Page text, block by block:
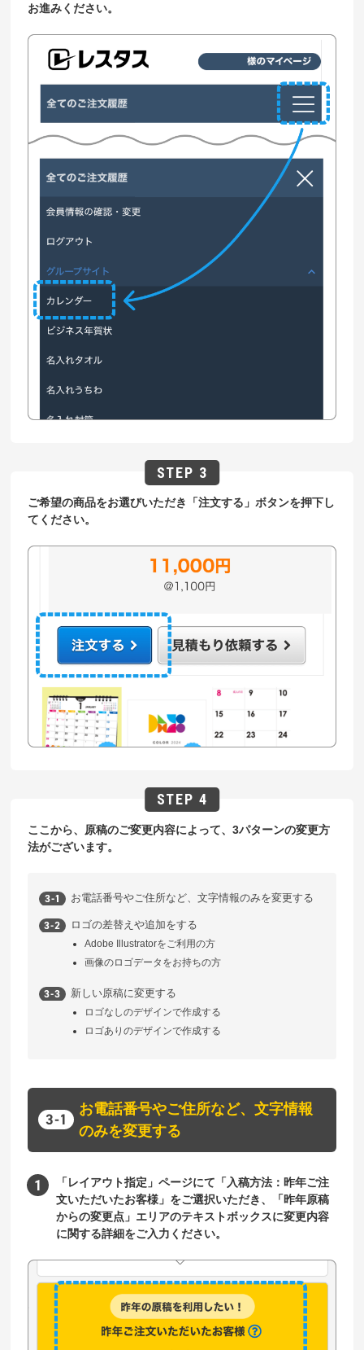
お進みください。
ご希望の商品をお選びいただき「注文する」ボタンを押下し
てください。
ここから、原稿のご変更内容によって、3パターンの変更方
法がございます。
お電話番号やご住所など、文字情報のみを変更する
ロゴの差替えや追加をする
Adobe Illustratorをご利用の方
画像のロゴデータをお持ちの方
新しい原稿に変更する
ロゴなしのデザインで作成する
ロゴありのデザインで作成する
お電話番号やご住所など、文字情報
のみを変更する
「レイアウト指定」ページにて「入稿方法：昨年ご注
文いただいたお客様」をご選択いただき、「昨年原稿
からの変更点」エリアのテキストボックスに変更内容
に関する詳細をご入力ください。